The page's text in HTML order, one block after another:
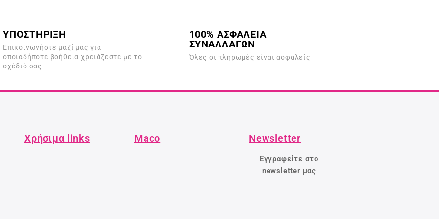
ΥΠΟΣΤΗΡΙΞΗ
Επικοινωνήστε μαζί μας για
οποιαδήποτε βοήθεια χρειάζεστε με το
σχέδιό σας
100% ΑΣΦΑΛΕΙΑ
ΣΥΝΑΛΛΑΓΩΝ
Όλες οι πληρωμές είναι ασφαλείς
Χρήσιμα links Maco Newsletter
Εγγραφείτε στο
newsletter μας